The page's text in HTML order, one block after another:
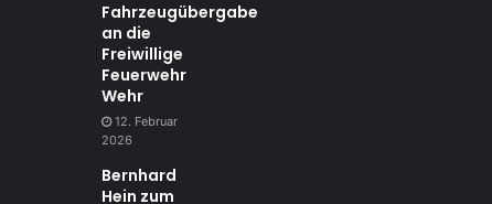
Fahrzeugübergabe
an die
Freiwillige
Feuerwehr
Wehr
12. Februar
2026
Bernhard
Hein zum